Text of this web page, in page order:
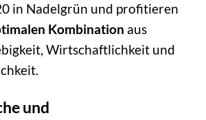
in Nadelgrün und profitieren
Kombination aus
Wirtschaftlichkeit und
und